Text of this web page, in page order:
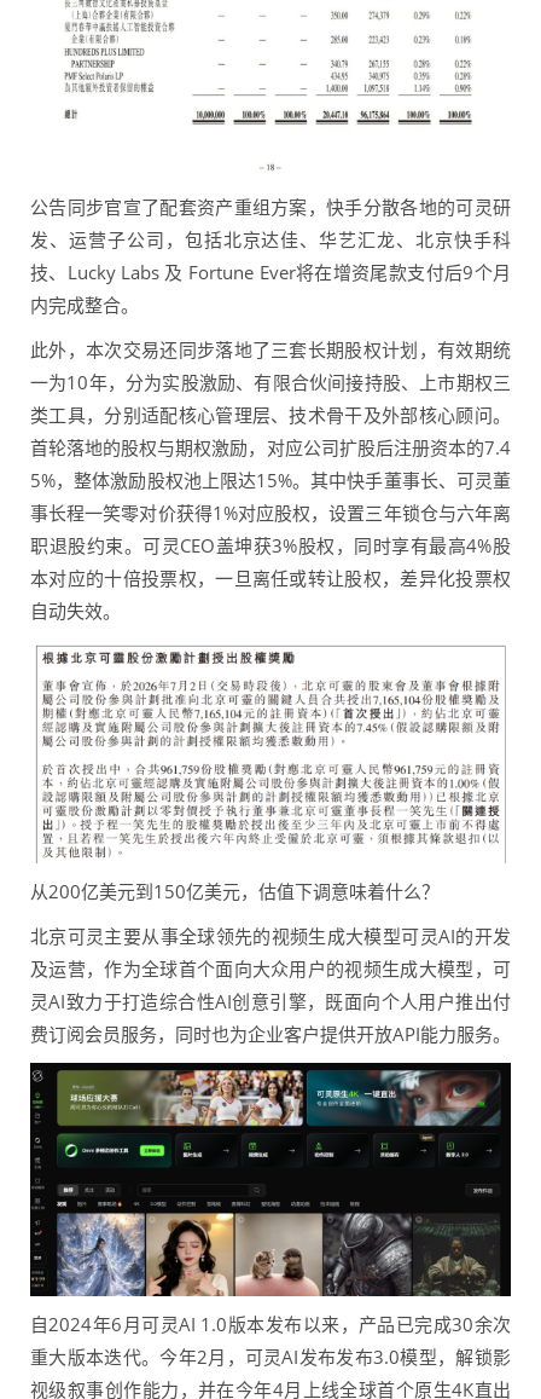
公告同步官宣了配套资产重组方案，快手分散各地的可灵研
发、运营子公司，包括北京达佳、华艺汇龙、北京快手科
技、Lucky Labs 及 Fortune Ever将在增资尾款支付后9个月
内完成整合。
此外，本次交易还同步落地了三套长期股权计划，有效期统
一为10年，分为实股激励、有限合伙间接持股、上市期权三
类工具，分别适配核心管理层、技术骨干及外部核心顾问。
首轮落地的股权与期权激励，对应公司扩股后注册资本的7.4
5%，整体激励股权池上限达15%。其中快手董事长、可灵董
事长程一笑零对价获得1%对应股权，设置三年锁仓与六年离
职退股约束。可灵CEO盖坤获3%股权，同时享有最高4%股
本对应的十倍投票权，一旦离任或转让股权，差异化投票权
自动失效。
从200亿美元到150亿美元，估值下调意味着什么？
北京可灵主要从事全球领先的视频生成大模型可灵AI的开发
及运营，作为全球首个面向大众用户的视频生成大模型，可
灵AI致力于打造综合性AI创意引擎，既面向个人用户推出付
费订阅会员服务，同时也为企业客户提供开放API能力服务。
自2024年6月可灵AI 1.0版本发布以来，产品已完成30余次
重大版本迭代。今年2月，可灵AI发布发布3.0模型，解锁影
视级叙事创作能力，并在今年4月上线全球首个原生4K直出